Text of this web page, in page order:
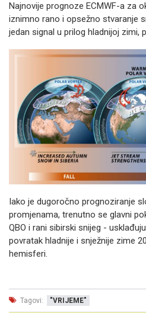
Najnovije prognoze ECMWF-a za
iznimno rano i opsežno stvaranje
jedan signal u prilog hladnijoj zimi,
Iako je dugoročno prognoziranje
promjenama, trenutno se glavni
QBO i rani sibirski snijeg -
povratak hladnije i snježnije zime
hemisferi.
Tagovi: "VRIJEME"